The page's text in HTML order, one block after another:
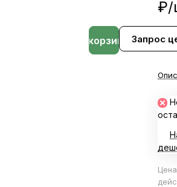
₽/
Запрос
В корзине
Цена